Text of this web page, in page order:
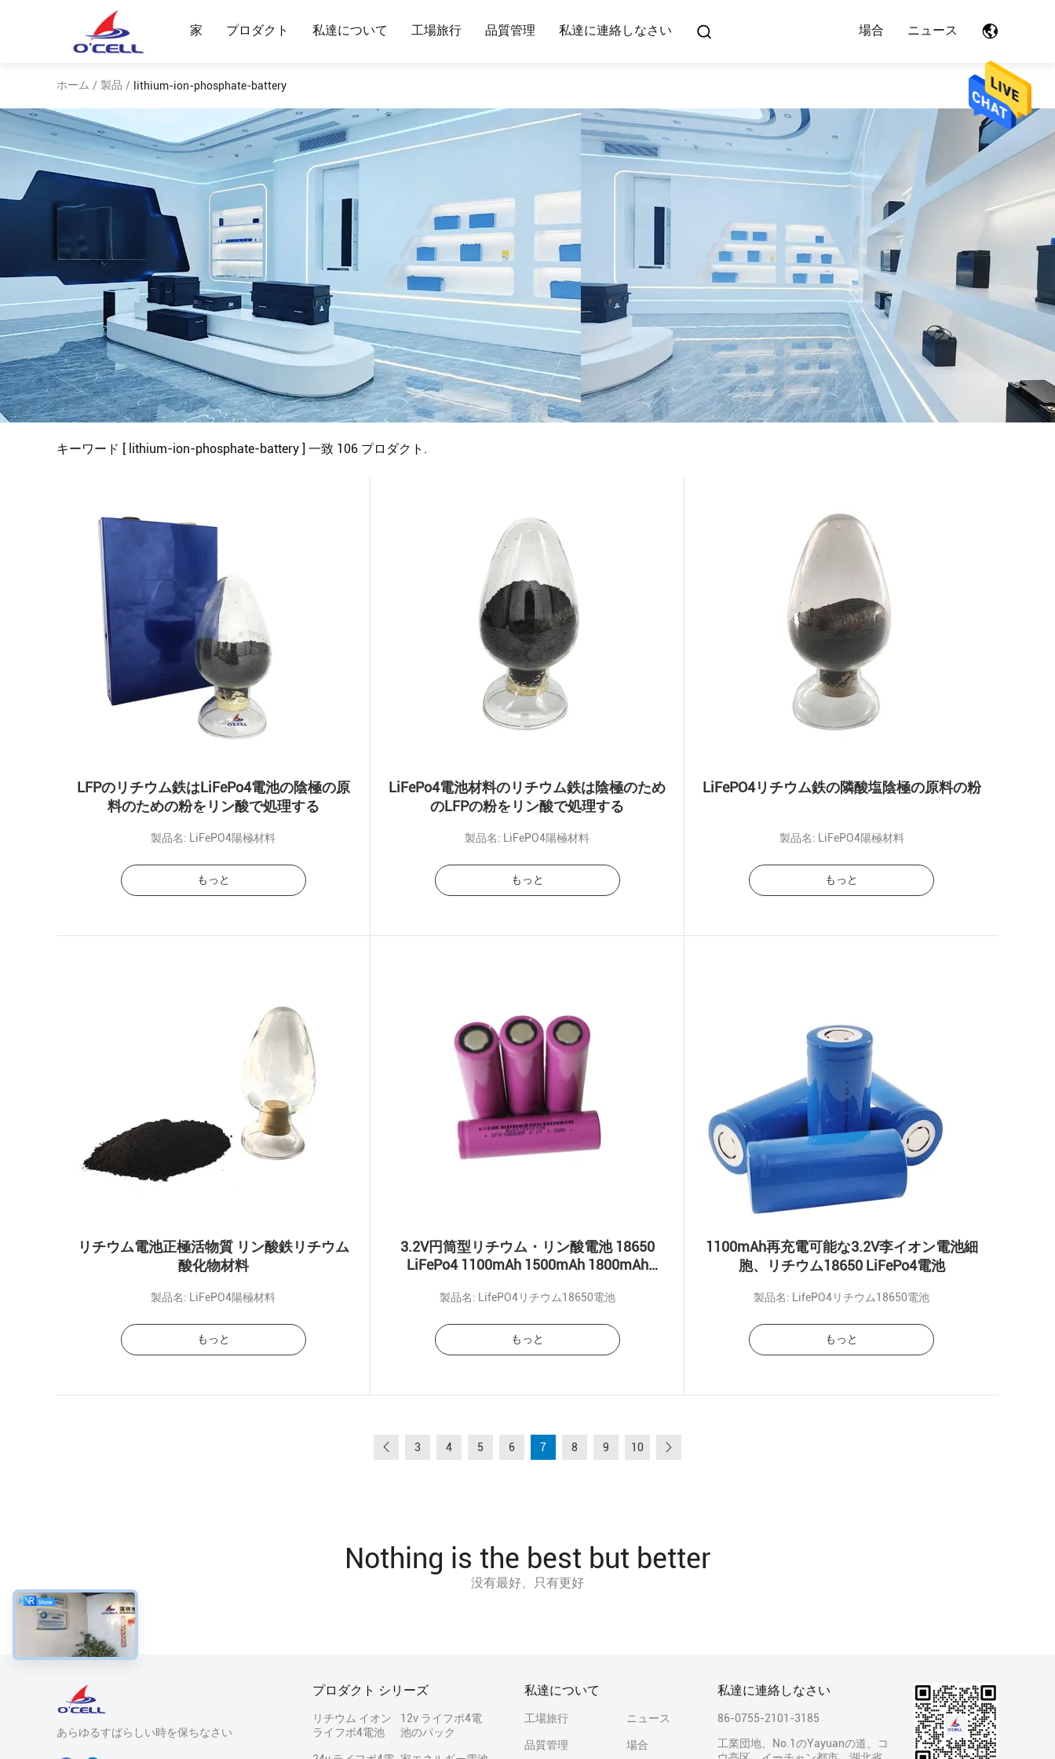
家 プロダクト 私達について 工場旅行 品質管理 私達に連絡しなさい 場合 ニュース
ホーム / 製品 / lithium-ion-phosphate-battery
キーワード [ lithium-ion-phosphate-battery ] 一致 106 プロダクト.
LFPのリチウム鉄はLiFePo4電池の陰極の原
料のための粉をリン酸で処理する
製品名: LiFePO4陽極材料
もっと
LiFePo4電池材料のリチウム鉄は陰極のため
のLFPの粉をリン酸で処理する
製品名: LiFePO4陽極材料
もっと
LiFePO4リチウム鉄の隣酸塩陰極の原料の粉
製品名: LiFePO4陽極材料
もっと
リチウム電池正極活物質 リン酸鉄リチウム
酸化物材料
製品名: LiFePO4陽極材料
もっと
3.2V円筒型リチウム・リン酸電池 18650
LiFePo4 1100mAh 1500mAh 1800mAh
製品名: LifePO4リチウム18650電池
もっと
1100mAh再充電可能な3.2V李イオン電池細
胞、リチウム18650 LiFePo4電池
製品名: LifePO4リチウム18650電池
もっと
3 4 5 6 7 8 9 10
Nothing is the best but better
没有最好、只有更好
あらゆるすばらしい時を保ちなさい
プロダクト シリーズ
リチウム イオン
ライフポ4電池
12v ライフポ4電
池のパック
私達について
工場旅行 ニュース
品質管理 場合
私達に連絡しなさい
86-0755-2101-3185
工業団地、No.1のYayuanの道、コ